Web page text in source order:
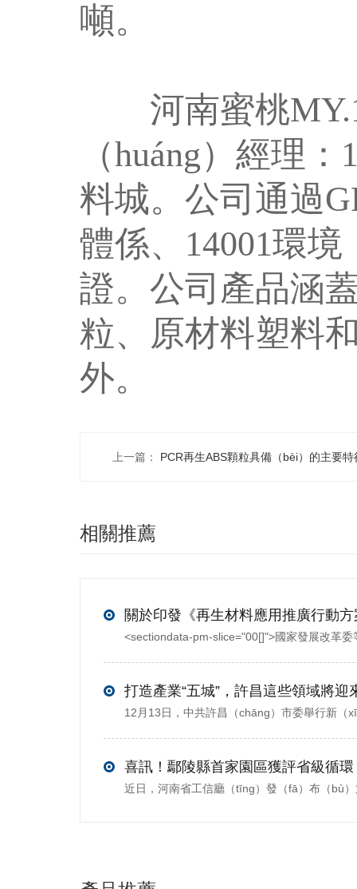
噸。
河南蜜桃
（huáng）經理
料城。公司通過
體係、14001環
證。公司產品涵
粒、原材料塑料
外。
上一篇： PCR再生ABS顆粒具備（bèi）的主要
相關推薦
打造產業“五城”，許昌這些領域將迎